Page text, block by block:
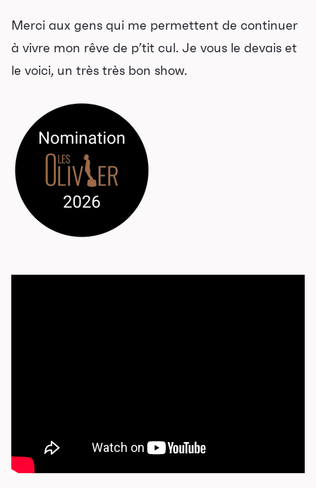
Programmation
Sorties scolaires
Les Mordus
Merci aux gens qui me permettent de continuer
à vivre mon rêve de p’tit cul. Je vous le devais et
le voici, un très très bon show.